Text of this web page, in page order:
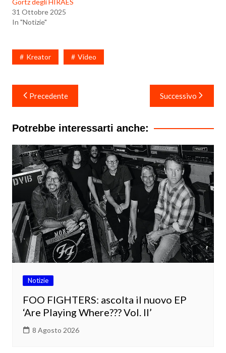
Görtz degli HIRAES
31 Ottobre 2025
In "Notizie"
Kreator Video
Navigazione
articoli
Precedente Successivo
Potrebbe interessarti anche:
Notizie
FOO FIGHTERS: ascolta il nuovo EP
‘Are Playing Where??? Vol. II’
8 Agosto 2026